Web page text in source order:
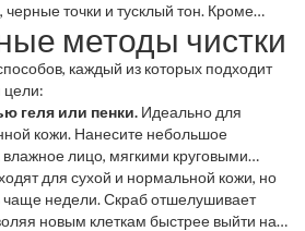
черные точки и тусклый тон. Кроме
чистка подготавливает кожу к
тонику, сыворотке, крему. Поэтому
только базовым набором средств, не
рутины.
методы чистки
каждый из которых подходит
цели:
геля или пенки. Идеально для
кожи. Нанесите небольшое
влажное лицо, мягкими круговыми
смойте тёплой водой.
для сухой и нормальной кожи, но
чаще недели. Скраб отшелушивает
новым клеткам быстрее выйти на